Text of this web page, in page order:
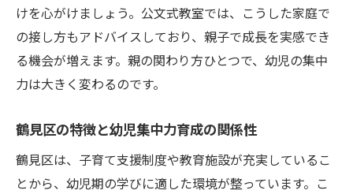
けを心がけましょう。公文式教室では、こうした家庭で
の接し方もアドバイスしており、親子で成長を実感でき
る機会が増えます。親の関わり方ひとつで、幼児の集中
力は大きく変わるのです。
鶴見区の特徴と幼児集中力育成の関係性
鶴見区は、子育て支援制度や教育施設が充実しているこ
とから、幼児期の学びに適した環境が整っています。こ